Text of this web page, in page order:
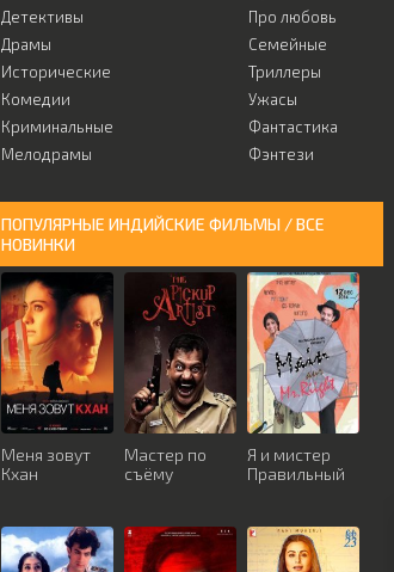
Детективы
Драмы
Исторические
Комедии
Криминальные
Мелодрамы
Про любовь
Семейные
Триллеры
Ужасы
Фантастика
Фэнтези
ПОПУЛЯРНЫЕ ИНДИЙСКИЕ ФИЛЬМЫ / ВСЕ
НОВИНКИ
Меня зовут
Кхан
Мастер по
съёму
Я и мистер
Правильный